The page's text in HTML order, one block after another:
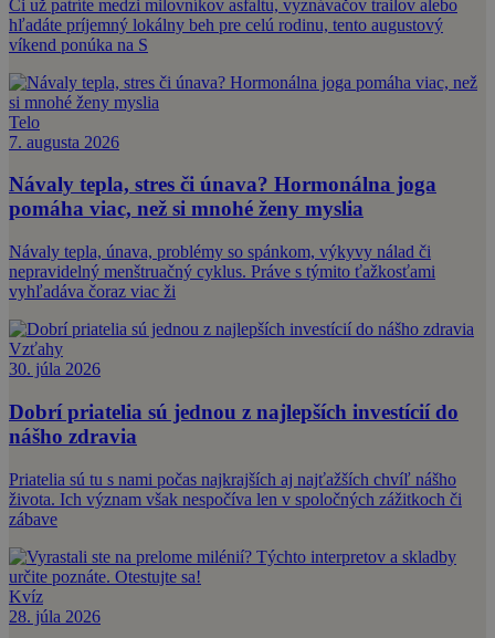
Či už patríte medzi milovníkov asfaltu, vyznávačov trailov alebo
hľadáte príjemný lokálny beh pre celú rodinu, tento augustový
víkend ponúka na S
Telo
7. augusta 2026
Návaly tepla, stres či únava? Hormonálna joga
pomáha viac, než si mnohé ženy myslia
Návaly tepla, únava, problémy so spánkom, výkyvy nálad či
nepravidelný menštruačný cyklus. Práve s týmito ťažkosťami
vyhľadáva čoraz viac ži
Vzťahy
30. júla 2026
Dobrí priatelia sú jednou z najlepších investícií do
nášho zdravia
Priatelia sú tu s nami počas najkrajších aj najťažších chvíľ nášho
života. Ich význam však nespočíva len v spoločných zážitkoch či
zábave
Kvíz
28. júla 2026